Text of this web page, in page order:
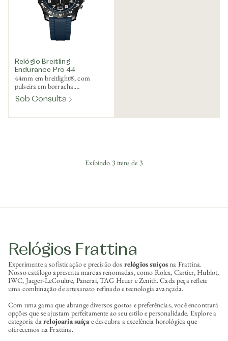
Relógio Breitling
Endurance Pro 44
44mm em breitlight®, com
pulseira em borracha.
SuperQuartz™
termocompensado. Ref.
Sob Consulta
Exibindo 3 itens de 3
Relógios Frattina
Experimente a sofisticação e precisão dos relógios suíçosna Frattina.
Nosso catálogo apresenta marcas renomadas, como Rolex, Cartier, Hublot,
IWC, Jaeger-LeCoultre, Panerai, TAG Heuer e Zenith. Cada peça reflete
uma combinação de artesanato refinado e tecnologia avançada.
Com uma gama que abrange diversos gostos e preferências, você encontrará
opções que se ajustam perfeitamente ao seu estilo e personalidade. Explore a
categoria darelojoaria suíçae descubra a excelência horológica que
oferecemos na Frattina.